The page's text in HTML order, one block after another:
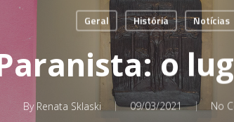
Geral História Notícias
o
By Renata Sklaski 09/03/2021 No